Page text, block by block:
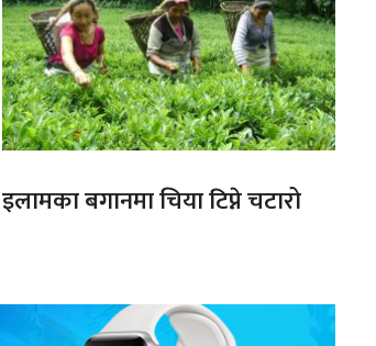
इलामका बगानमा चिया टिप्ने चटारो